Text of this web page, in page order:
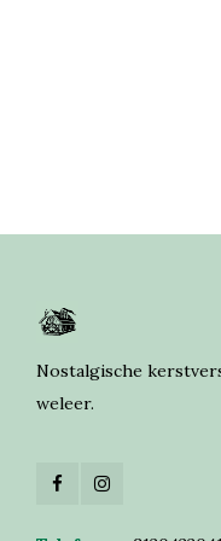
Nostalgische
weleer.